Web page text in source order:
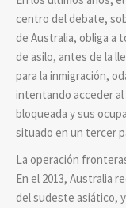
centro del debate,
de Australia, obliga a
de asilo, antes de la
para la inmigración,
intentando acceder
bloqueada y sus
situado en un tercer
La operación
En el 2013, Australia
del sudeste asiático,